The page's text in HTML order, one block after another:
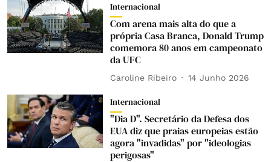
Internacional
Com arena mais alta do que a
própria Casa Branca, Donald Trump
comemora 80 anos em campeonato
da UFC
Caroline Ribeiro 14 Junho 2026
Internacional
"Dia D". Secretário da Defesa dos
EUA diz que praias europeias estão
agora "invadidas" por "ideologias
perigosas"